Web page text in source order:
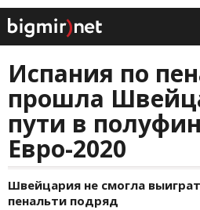
Испания по
прошла
пути в
Евро-2020
Швейцария не смогла
пенальти подряд